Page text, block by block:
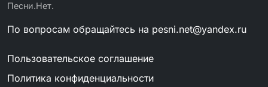
Песни.Нет.
По вопросам обращайтесь на pesni.net@yandex.ru
Пользовательское соглашение
Политика конфиденциальности